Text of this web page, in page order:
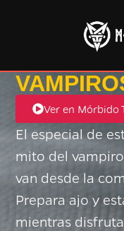
Ver en Mórbido
El especial de
mito del
van desde la
Prepara ajo y
mientras